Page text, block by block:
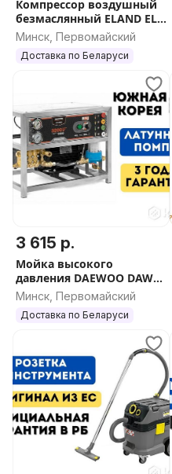
Компрессор воздушный
безмаслянный ELAND EL-
15061OF PRO
Минск, Первомайский
Доставка по Беларуси
3 615 р.
Мойка высокого
давления DAEWOO DAW
3500S
Минск, Первомайский
Доставка по Беларуси